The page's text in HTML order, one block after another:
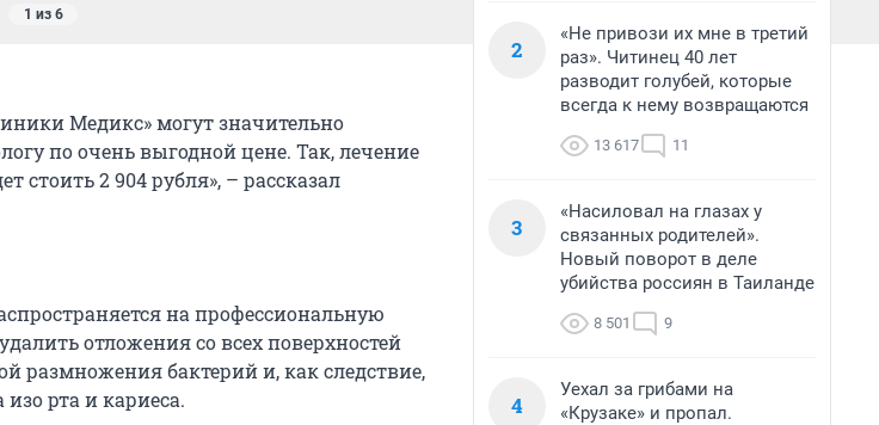
1 из 6
Медикс» могут значительно
по очень выгодной цене. Так, лечение
стоить 2 904 рубля», – рассказал
на профессиональную
отложения со всех поверхностей
размножения бактерий и, как следствие,
рта и кариеса.
2
«Не привози их мне в третий
раз». Читинец 40 лет
разводит голубей, которые
всегда к нему возвращаются
13 617 11
3
«Насиловал на глазах у
связанных родителей».
Новый поворот в деле
убийства россиян в Таиланде
8 501 9
4
Уехал за грибами на
«Крузаке» и пропал.